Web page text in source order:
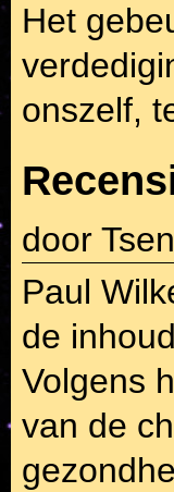
Het
onszelf,
door
Paul
de
Volgens
van de